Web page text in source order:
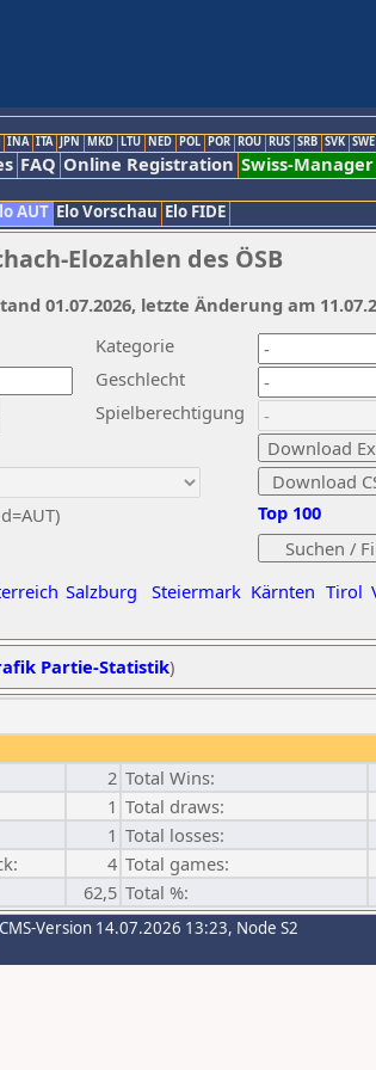
INA ITA JPN MKD LTU NED POL POR ROU RUS SRB SVK SWE
FAQ Online Registration Swiss-Manager
AUT Elo Vorschau Elo FIDE
Elozahlen des ÖSB
Kategorie
Geschlecht
Spielberechtigung
Salzburg Steiermark Kärnten Tirol
Top 100
01.07.2026, letzte Änderung am
Partie-Statistik)
2 Total Wins:
1 Total draws:
1 Total losses:
4 Total games:
62,5 Total %:
Version 14.07.2026 13:23, Node S2